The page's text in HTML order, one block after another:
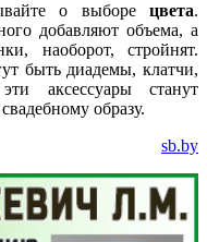
о выборе цвета.
добавляют объема, а
наоборот, стройнят.
быть диадемы, клатчи,
аксессуары станут
образу.
sb.by